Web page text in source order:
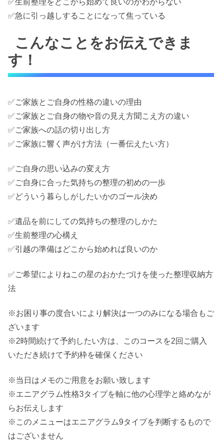
✅生前整理をどこから始めて良いのかわからない
✅急に引っ越しすることになって焦っている
こんなことをお伝えできま
す！
✅ご家族とご自身の性格の違いの理由
✅ご家族とご自身の物や音の見え方聞こえ方の違い
✅ご家族への話の切り出し方
✅ご家族に響く声がけ方法（一番伝えたい方）
✅ご自身の思い込みの変え方
✅ご自身に合った気持ちの整理の初めの一歩
✅どういう暮らしがしたいかのゴール決め
✅遺品を前にしての気持ちの整理のしかた
✅生前整理の心構え
✅引越の準備はどこから始めれば良いのか
✅ご希望によりねこの星のおかたづけを使った整理収納方
法
※お困り事の度合いにより解決は一つのみになる場合もご
ざいます
※2時間続けて予約したい方は、このコースを2回ご購入
いただき続けて予約枠を確保ください
※当日はメモのご用意をお願い致します
※エニアグラム性格3タイプを軸に他の心理学と絡めなが
らお伝えします
※このメニューはエニアグラム9タイプを判断するもので
はございません